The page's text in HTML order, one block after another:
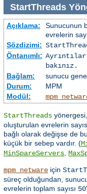
StartThreads
Açıklama:
Sunucunun
evrelerin
Sözdizimi:
Öntanımlı:
bakınız.
Bağlam:
sunucu
Durum:
MPM
Modül:
StartThreads
oluşturulan evrelerin
bağlı olarak değişse de
küçük bir sebep vardır. (
MinSpareServers,
mpm_netware için
süreç olduğundan,
evrelerin toplam sayısı 50